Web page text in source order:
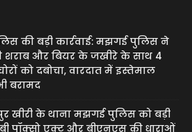
की बड़ी कार्रवाई: मझगई पुलिस ने
शराब और बियर के जखीरे के साथ 4
को दबोचा, वारदात में इस्तेमाल
बरामद
खीरी के थाना मझगई पुलिस को बड़ी
पॉक्सो एक्ट और बीएनएस की धाराओं